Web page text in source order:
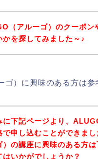
（アルーゴ）のクーポン
かを探してみました～♪
ゴ）に興味のある方は参
に下記ページより、
で申し込むことができま
）の講座に興味のある方
はいかがでしょうか？